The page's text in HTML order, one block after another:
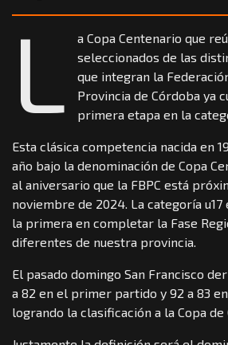
L
a Copa Centenario que
seleccionados de las
que integran la
Provincia de Córdoba ya
primera etapa en la
Esta clásica competencia nacida en
año bajo la denominación de Copa
al aniversario que la FBPC está
noviembre de 2024. La categoría u17
la primera en completar la Fase
diferentes de nuestra provincia.
El pasado domingo San Francisco
a 82 en el primer partido y 92 a 83
logrando la clasificación a la Copa de